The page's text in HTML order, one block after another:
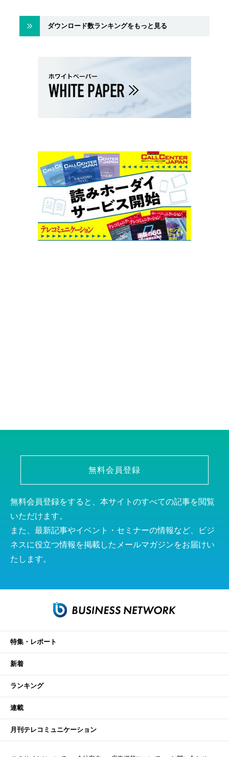
ダウンロード数ランキングをもっと見る
無料会員登録
無料会員登録をすると、本サイトのすべての記事を閲覧
いただけます。
また、最新記事やイベント・セミナーの情報など、ビジ
ネスに役立つ情報を掲載したメールマガジンをお届けい
たします。
特集・レポート
新着
ランキング
連載
月刊テレコミュニケーション